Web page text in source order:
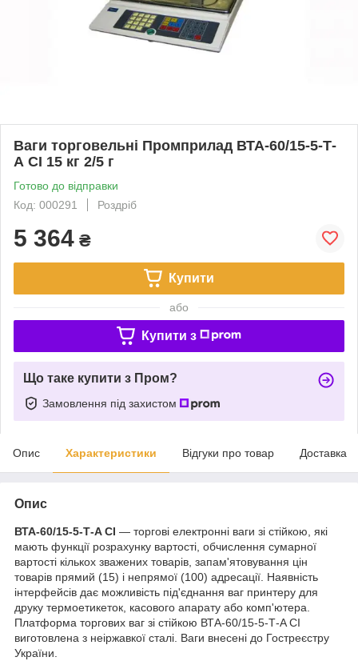
Ваги торговельні Промприлад ВТА-60/15-5-Т-
А CI 15 кг 2/5 г
Готово до відправки
Код: 000291
Роздріб
5 364 ₴
Купити
або
Купити з
Що таке купити з Пром?
Замовлення під захистом
Опис Характеристики Відгуки про товар Доставка
Опис
ВТА-60/15-5-Т-A CI — торгові електронні ваги зі стійкою, які
мають функції розрахунку вартості, обчислення сумарної
вартості кількох зважених товарів, запам'ятовування цін
товарів прямий (15) і непрямої (100) адресації. Наявність
інтерфейсів дає можливість під'єднання ваг принтеру для
друку термоетикеток, касового апарату або комп'ютера.
Платформа торгових ваг зі стійкою ВТА-60/15-5-Т-A CI
виготовлена з неіржавкої сталі. Ваги внесені до Гостреєстру
України.